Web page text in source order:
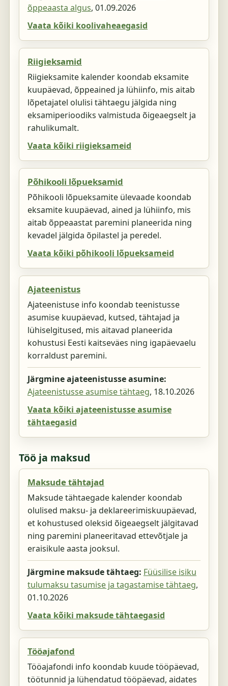
õppeaasta algus, 01.09.2026
Vaata kõiki koolivaheaegasid
Riigieksamid
Riigieksamite kalender koondab eksamite
kuupäevad, õppeained ja lühiinfo, mis aitab
lõpetajatel olulisi tähtaegu jälgida ning
eksamiperioodiks valmistuda õigeaegselt ja
rahulikumalt.
Vaata kõiki riigieksameid
Põhikooli lõpueksamid
Põhikooli lõpueksamite ülevaade koondab
eksamite kuupäevad, ained ja lühiinfo, mis
aitab õppeaastat paremini planeerida ning
kevadel jälgida õpilastel ja peredel.
Vaata kõiki põhikooli lõpueksameid
Ajateenistus
Ajateenistuse info koondab teenistusse
asumise kuupäevad, kutsed, tähtajad ja
lühiselgitused, mis aitavad planeerida
kohustusi Eesti kaitseväes ning igapäevaelu
korraldust paremini.
Järgmine ajateenistusse asumine:
Ajateenistusse asumise tähtaeg, 18.10.2026
Vaata kõiki ajateenistusse asumise
tähtaegasid
Töö ja maksud
Maksude tähtajad
Maksude tähtaegade kalender koondab
olulised maksu- ja deklareerimiskuupäevad,
et kohustused oleksid õigeaegselt jälgitavad
ning paremini planeeritavad ettevõtjale ja
eraisikule aasta jooksul.
Järgmine maksude tähtaeg: Füüsilise isiku
tulumaksu tasumise ja tagastamise tähtaeg,
01.10.2026
Vaata kõiki maksude tähtaegasid
Tööajafond
Tööajafondi info koondab kuude tööpäevad,
töötunnid ja lühendatud tööpäevad, aidates